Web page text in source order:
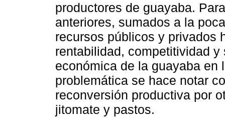
productores de guayaba.
anteriores, sumados a la
recursos públicos y privados
rentabilidad, competitividad
económica de la guayaba en
problemática se hace notar
reconversión productiva por
jitomate y pastos.